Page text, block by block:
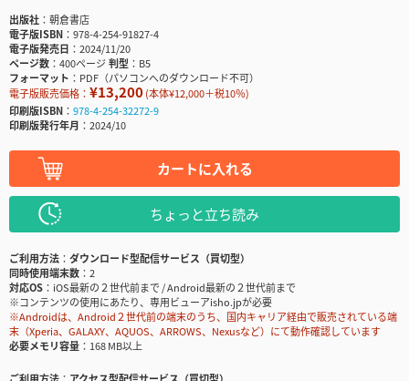
出版社
朝倉書店
電子版ISBN
978-4-254-91827-4
電子版発売日
2024/11/20
ページ数
400ページ判型
B5
フォーマット
PDF（パソコンへのダウンロード不可）
電子版販売価格： ¥13,200(本体¥12,000＋税10％)
印刷版ISBN
978-4-254-32272-9
印刷版発行年月
2024/10
カートに入れる
ちょっと立ち読み
ご利用方法
ダウンロード型配信サービス（買切型）
同時使用端末数
2
対応OS
iOS最新の２世代前まで / Android最新の２世代前まで
※コンテンツの使用にあたり、専用ビューアisho.jpが必要
※Androidは、Android２世代前の端末のうち、国内キャリア経由で販売されている端
末（Xperia、GALAXY、AQUOS、ARROWS、Nexusなど）にて動作確認しています
必要メモリ容量
168 MB以上